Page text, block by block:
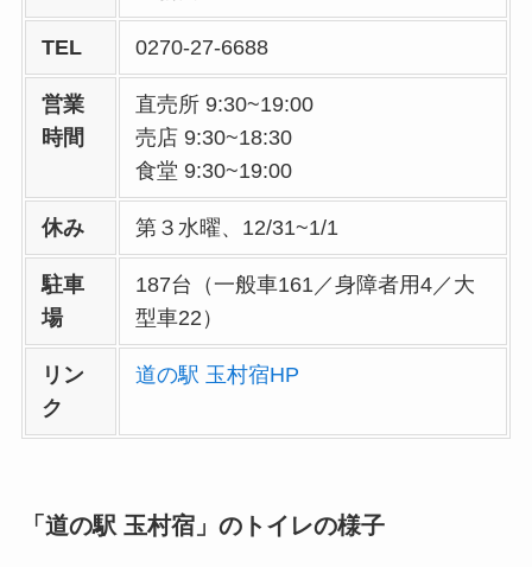
TEL 0270-27-6688
営業
時間
直売所 9:30~19:00
売店 9:30~18:30
食堂 9:30~19:00
休み 第３水曜、12/31~1/1
駐車
場
187台（一般車161／身障者用4／大
型車22）
リン
ク
道の駅 玉村宿HP
「道の駅 玉村宿」のトイレの様子